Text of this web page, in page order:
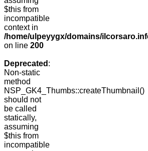
$this from
incompatible
context in
/home/ulpeyygx/domains/
on line 200
Deprecated :
Non-static
method
NSP_GK4_Thumbs::createThumbnail()
should not
be called
statically,
assuming
$this from
incompatible